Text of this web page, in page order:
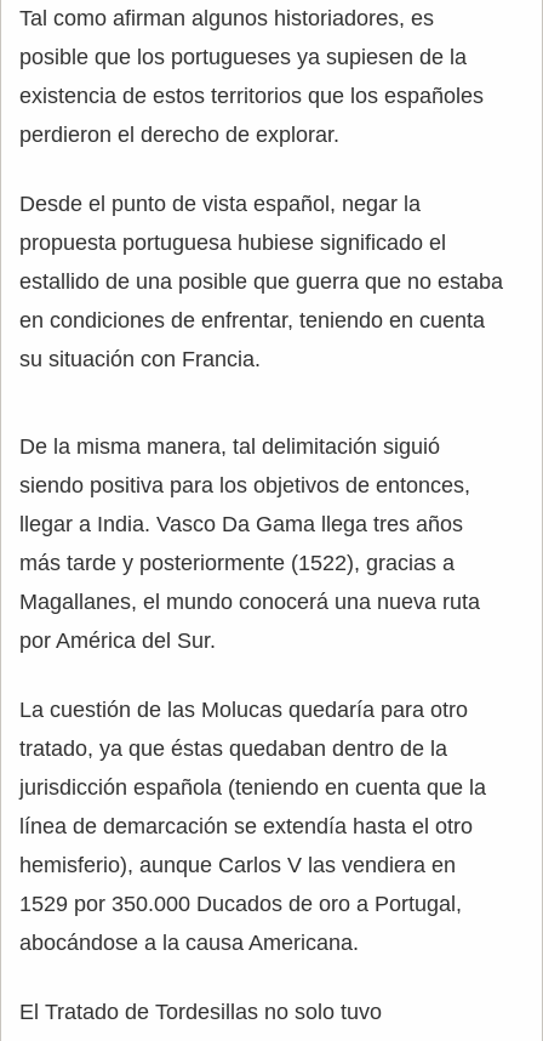
Tal como afirman algunos historiadores, es
posible que los portugueses ya supiesen de la
existencia de estos territorios que los españoles
perdieron el derecho de explorar.
Desde el punto de vista español, negar la
propuesta portuguesa hubiese significado el
estallido de una posible que guerra que no estaba
en condiciones de enfrentar, teniendo en cuenta
su situación con Francia.
De la misma manera, tal delimitación siguió
siendo positiva para los objetivos de entonces,
llegar a India. Vasco Da Gama llega tres años
más tarde y posteriormente (1522), gracias a
Magallanes, el mundo conocerá una nueva ruta
por América del Sur.
La cuestión de las Molucas quedaría para otro
tratado, ya que éstas quedaban dentro de la
jurisdicción española (teniendo en cuenta que la
línea de demarcación se extendía hasta el otro
hemisferio), aunque Carlos V las vendiera en
1529 por 350.000 Ducados de oro a Portugal,
abocándose a la causa Americana.
El Tratado de Tordesillas no solo tuvo